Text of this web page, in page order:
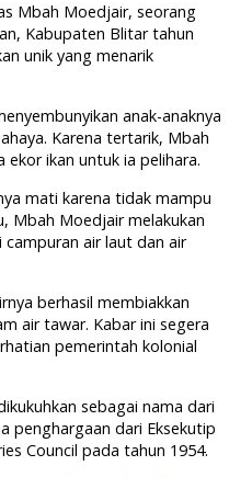
Mbah Moedjair, seorang
Kabupaten Blitar tahun
unik yang menarik
anak-anaknya
Karena tertarik, Mbah
ikan untuk ia pelihara.
mati karena tidak mampu
Mbah Moedjair melakukan
air laut dan air
berhasil membiakkan
air tawar. Kabar ini segera
pemerintah kolonial
sebagai nama dari
penghargaan dari Eksekutip
Council pada tahun 1954.